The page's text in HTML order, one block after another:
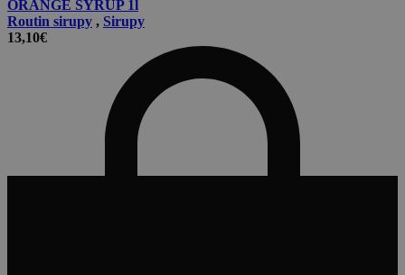
ORANGE SYRUP 1l
Routin sirupy , Sirupy
13,10€